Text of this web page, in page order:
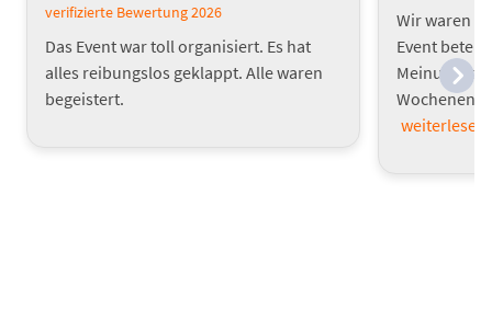
verifizierte Bewertung2026
Das Event war toll organisiert. Es hat
alles reibungslos geklappt. Alle waren
begeistert.
Wir waren
Event
Meinung,
weiterlesen